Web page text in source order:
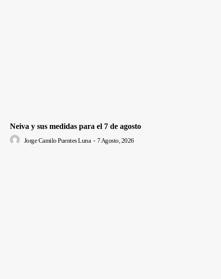
Neiva y sus medidas para el 7 de agosto
Jorge Camilo Puentes Luna - 7 Agosto, 2026